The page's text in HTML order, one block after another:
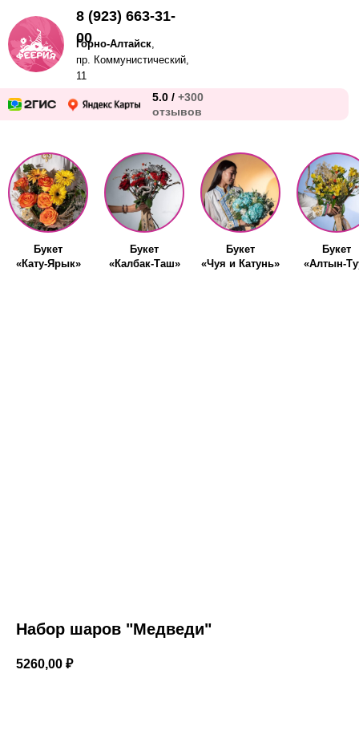
5.0 / +300
отзывов
Горно-Алтайск,
пр. Коммунистический,
11
8 (923) 663-31-
00
Букет
«Кату-Ярык»
Букет
«Калбак-Таш»
Букет
«Чуя и Катунь»
Букет
«Алтын-
Набор шаров "Медведи"
5260,00 ₽